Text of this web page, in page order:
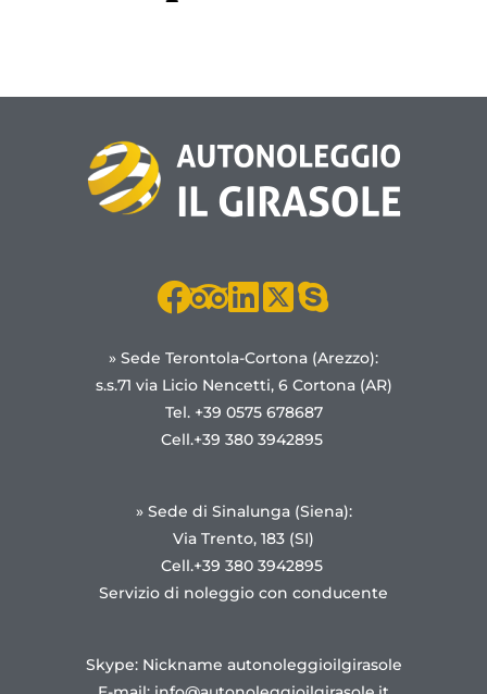
» Sede Terontola-Cortona (Arezzo):
s.s.71 via Licio Nencetti, 6 Cortona (AR)
Tel. +39 0575 678687
Cell.+39 380 3942895
» Sede di Sinalunga (Siena):
Via Trento, 183 (SI)
Cell.+39 380 3942895
Servizio di noleggio con conducente
Skype: Nickname autonoleggioilgirasole